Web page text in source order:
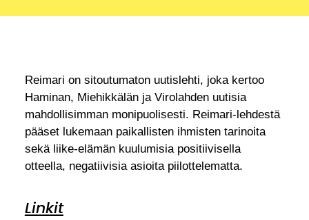
Reimari on sitoutumaton uutislehti, joka kertoo
Haminan, Miehikkälän ja Virolahden uutisia
mahdollisimman monipuolisesti. Reimari-lehdestä
pääset lukemaan paikallisten ihmisten tarinoita
sekä liike-elämän kuulumisia positiivisella
otteella, negatiivisia asioita piilottelematta.
Linkit